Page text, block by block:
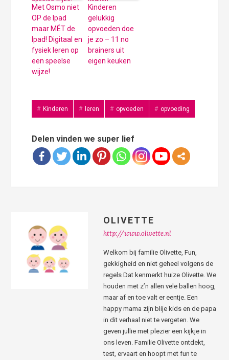
Met Osmo niet
OP de Ipad
maar MÉT de
Ipad! Digitaal en
fysiek leren op
een speelse
wijze!
Kinderen
gelukkig
opvoeden doe
je zo – 11 no
brainers uit
eigen keuken
Kinderen leren opvoeden opvoeding
Delen vinden we super lief
OLIVETTE
http://www.olivette.nl
Welkom bij familie Olivette, Fun,
gekkigheid en niet geheel volgens de
regels Dat kenmerkt huize Olivette. We
houden met z’n allen vele ballen hoog,
maar af en toe valt er eentje. Een
happy mama zijn blije kids en de papa
in dit verhaal niet te vergeten. We
geven jullie met plezier een kijkje in
ons leven. Familie Olivette ontdekt,
test, ervaart en hoopt met fun te